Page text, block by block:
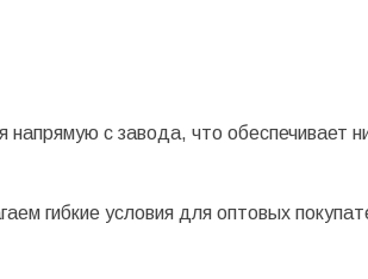
напрямую с завода, что обеспечивает
гибкие условия для оптовых